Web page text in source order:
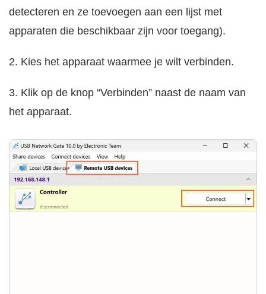
detecteren en ze toevoegen aan een lijst met
apparaten die beschikbaar zijn voor toegang).
2. Kies het apparaat waarmee je wilt verbinden.
3. Klik op de knop “Verbinden” naast de naam van
het apparaat.